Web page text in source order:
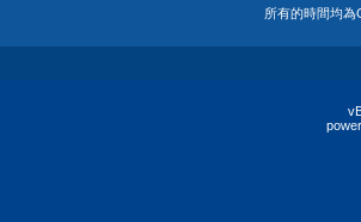
所有的時間均為